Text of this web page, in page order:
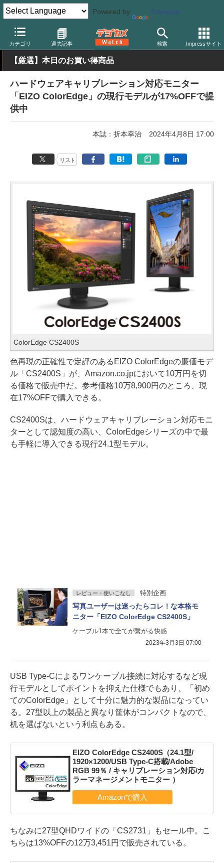
Powered by Translate
カテゴリ 過去記事 検索 Impressサイト
デジカメ Watch PC/モバイル関連 モニター（ディスプレイ）
【厳選】本日のお買い得商品
ハードウェアキャリブレーション対応モニター
「EIZO ColorEdge」の現行モデルが17%OFFで提
供中
本誌：折本幸治 2024年4月8日 17:00
リスト
ColorEdge CS2400S
色再現の正確性で定評のあるEIZO ColorEdgeの廉価モデ
ル「CS2400S」が、Amazon.co.jpにおいて10万円を切
る価格で販売中だ。参考価格10万8,900円のところ、現
在17%OFFで購入できる。
CS2400Sは、ハードウェアキャリブレーション対応モニ
ターとして認知度の高い、ColorEdgeシリーズの中で最
も手軽に導入できる現行24.1型モデル。
レビュー・使いこなし 特別企画
写真ユーザーは迷ったらコレ！な本格モ
ニター「EIZO ColorEdge CS2400S」
ケーブル1本で全てが繋がる快感
2023年3月3日 07:00
USB Type-Cによるワンケーブル接続に対応するなど現
行モデルとしてポイントを抑えた仕様でもあり、「初め
てのColorEdge」として十分に魅力的な製品になってい
る。27型以上の製品と異なり筐体がコンパクトなので、
机を選ばないという利点もある。
EIZO ColorEdge CS2400S（24.1型/
1920×1200/USB Type-C搭載/Adobe
RGB 99％ / キャリブレーション対応/カ
ラーマネージメントモニター ）
ちなみに27型QHDワイドの「CS2731」もセール中。こ
ちらは13%OFFの12万3,451円で販売されている。